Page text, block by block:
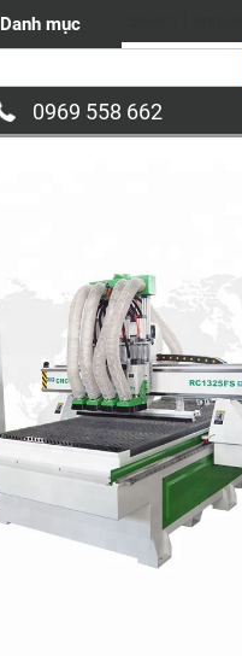
Danh mục
0969 558 662